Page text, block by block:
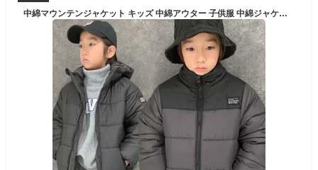
中綿マウンテンジャケット キッズ 中綿アウター 子供服 中綿ジャケット 子供服 男の子 女の子 防寒 暖かい フードあり フードなし フェイクダウンジャケット ジャンパー 無地 切替 冬物 冬服 ジュニア 韓国子供服 110cm 120cm 130cm 140cm 150cm 160cm「943-100.101」